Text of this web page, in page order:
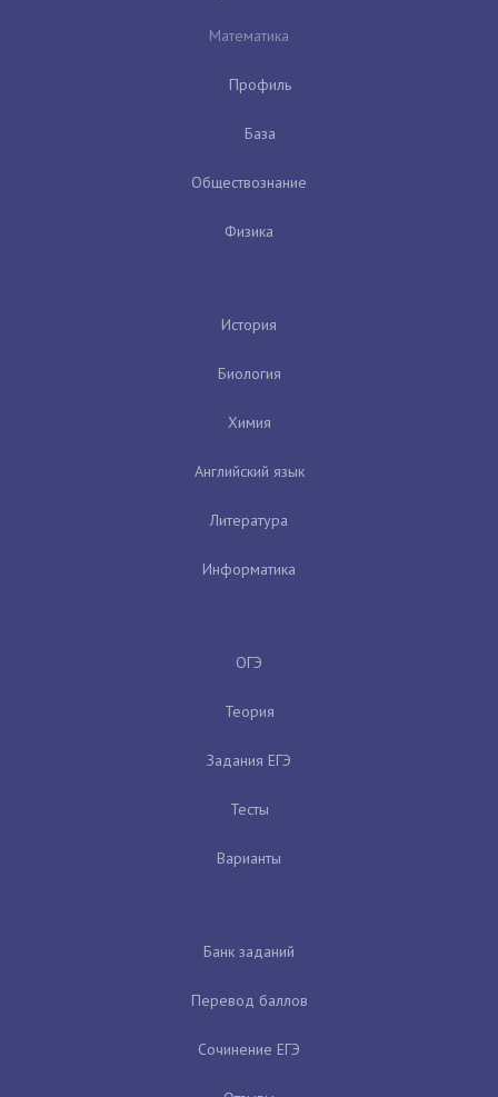
Математика
Профиль
База
Обществознание
Физика
История
Биология
Химия
Английский язык
Литература
Информатика
ОГЭ
Теория
Задания ЕГЭ
Тесты
Варианты
Банк заданий
Перевод баллов
Сочинение ЕГЭ